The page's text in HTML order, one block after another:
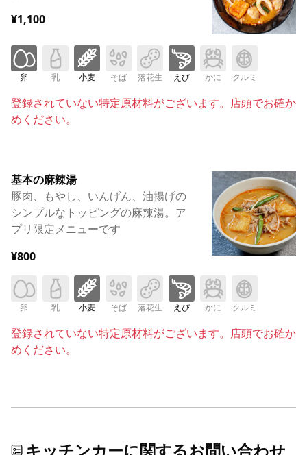
¥1,100
卵 乳 小麦 そば 落花生 えび かに クルミ
登録されていない特定原材料がございます。店頭でお確か
めください。
基本の麻辣湯
豚肉、もやし、いんげん、油揚げの
シンプルなトッピングの麻辣湯。ア
プリ限定メニューです
¥800
卵 乳 小麦 そば 落花生 えび かに クルミ
登録されていない特定原材料がございます。店頭でお確か
めください。
キッチンカーに関するお問い合わせ